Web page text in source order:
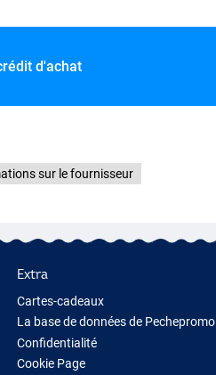
d'achat
sur le fournisseur
Extra
Cartes-cadeaux
La base de données de Pechepromo
Confidentialité
Cookie Page